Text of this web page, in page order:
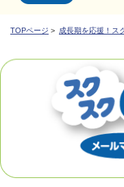
TOPページ > 成長期を応援！ス